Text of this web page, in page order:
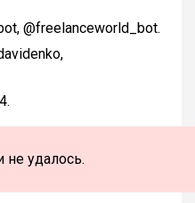
@freelanceworld_bot.
не удалось.